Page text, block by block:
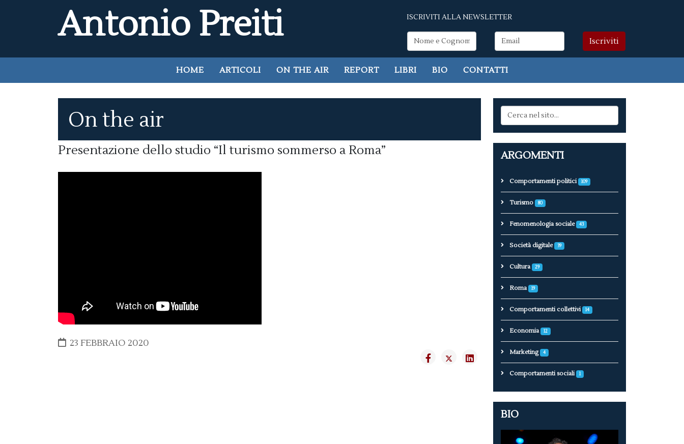
Antonio Preiti ISCRIVITI ALLA NEWSLETTER
HOME ARTICOLI ON THE AIR REPORT LIBRI BIO CONTATTI
On the air
Presentazione dello studio “Il turismo sommerso a Roma”
23 FEBBRAIO 2020
ARGOMENTI
Comportamenti politici 109
Turismo 80
Fenomenologia sociale 43
Società digitale 39
Cultura 29
Roma 19
Comportamenti collettivi 14
Economia 12
Marketing 4
Comportamenti sociali 1
BIO